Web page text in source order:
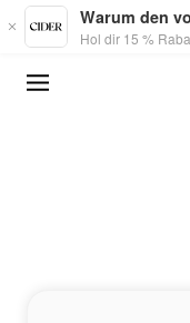
Skip to main content
Warum den
Hol dir 15 %